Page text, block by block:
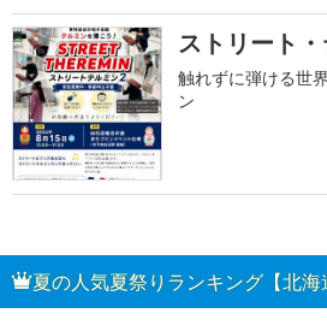
ストリート
触れずに弾ける世
ン
夏の人気夏祭りランキング【北海